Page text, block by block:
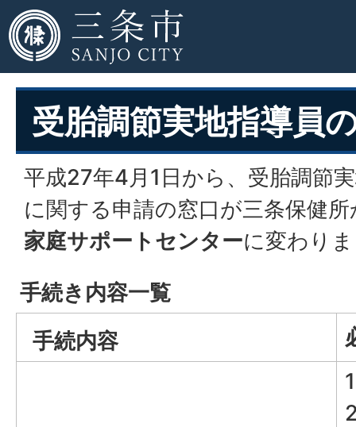
受胎調節実地指導員
平成27年4月1日から、受胎調節
に関する申請の窓口が三条保健
家庭サポートセンターに変わり
手続き内容一覧
手続内容